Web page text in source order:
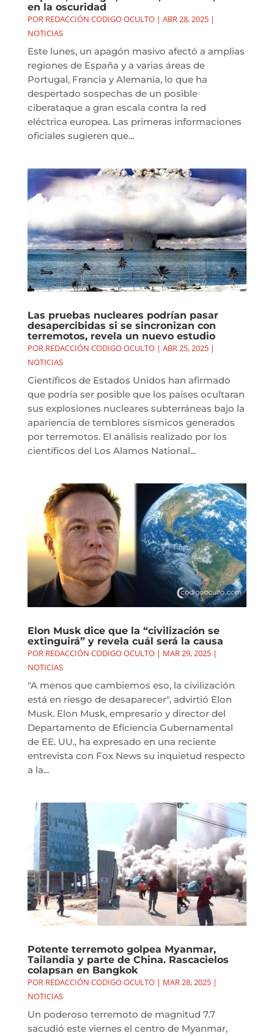
en la oscuridad
POR REDACCIÓN CODIGO OCULTO| ABR 28, 2025|
NOTICIAS
Este lunes, un apagón masivo afectó a amplias
regiones de España y a varias áreas de
Portugal, Francia y Alemania, lo que ha
despertado sospechas de un posible
ciberataque a gran escala contra la red
eléctrica europea. Las primeras informaciones
oficiales sugieren que...
Las pruebas nucleares podrían pasar
desapercibidas si se sincronizan con
terremotos, revela un nuevo estudio
POR REDACCIÓN CODIGO OCULTO| ABR 25, 2025|
NOTICIAS
Científicos de Estados Unidos han afirmado
que podría ser posible que los países ocultaran
sus explosiones nucleares subterráneas bajo la
apariencia de temblores sísmicos generados
por terremotos. El análisis realizado por los
científicos del Los Alamos National...
Elon Musk dice que la “civilización se
extinguirá” y revela cuál será la causa
POR REDACCIÓN CODIGO OCULTO| MAR 29, 2025|
NOTICIAS
"A menos que cambiemos eso, la civilización
está en riesgo de desaparecer", advirtió Elon
Musk. Elon Musk, empresario y director del
Departamento de Eficiencia Gubernamental
de EE. UU., ha expresado en una reciente
entrevista con Fox News su inquietud respecto
a la...
Potente terremoto golpea Myanmar,
Tailandia y parte de China. Rascacielos
colapsan en Bangkok
POR REDACCIÓN CODIGO OCULTO| MAR 28, 2025|
NOTICIAS
Un poderoso terremoto de magnitud 7.7
sacudió este viernes el centro de Myanmar,